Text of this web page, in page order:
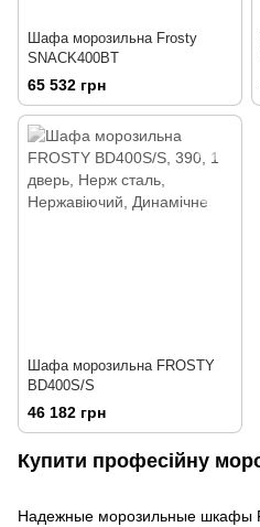
Шафа морозильна Frosty
SNACK400BT
65 532 грн
Шафа морозильна FROSTY
BD400S/S
46 182 грн
Купити професійну
Надежные морозильные шкафы